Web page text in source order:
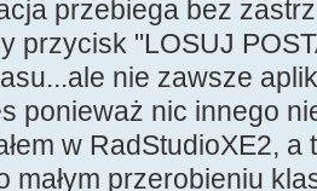
przebiega bez
przycisk "LOSUJ
nie zawsze
ponieważ nic innego
w RadStudioXE2, a
małym przerobieniu